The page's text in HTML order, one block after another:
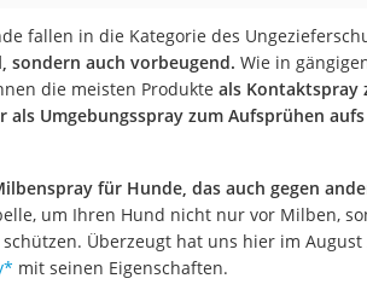
Masturbator
Massagepistole
Epilierer
Eiweißpulver
Magnesiumpräparat
Katzenklappe
fallen in die Kategorie des
sondern auch vorbeugend. Wie in
die meisten Produkte als Kontaktspray
als Umgebungsspray zum Aufsprühen aufs
für Hunde, das auch gegen
um Ihren Hund nicht nur vor Milben,
Überzeugt hat uns hier im
* mit seinen Eigenschaften.